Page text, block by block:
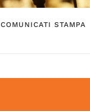
COMUNICATI STAMPA